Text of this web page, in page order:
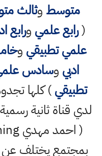
متوسط وثالث
(رابع علمي ورابع
علمي تطبيقي و
ادبي وسادس
تطبيقي) كلها
لدي قناة ثانية
بمجتمع يختلف عن